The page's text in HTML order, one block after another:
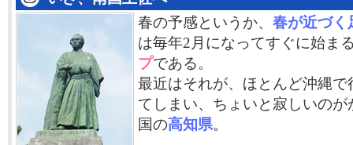
春の予感というか、 春が近づく
は毎年2月になってすぐに始ま
プである。
最近はそれが、ほとんど沖縄
てしまい、ちょいと寂しいの
国の高知県。